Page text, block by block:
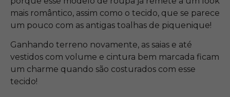
mais romântico, assim como o tecido, que se parece
um pouco com as antigas toalhas de piquenique!
Ganhando terreno novamente, as saias e até
vestidos com volume e cintura bem marcada ficam
um charme quando são costurados com esse
tecido!